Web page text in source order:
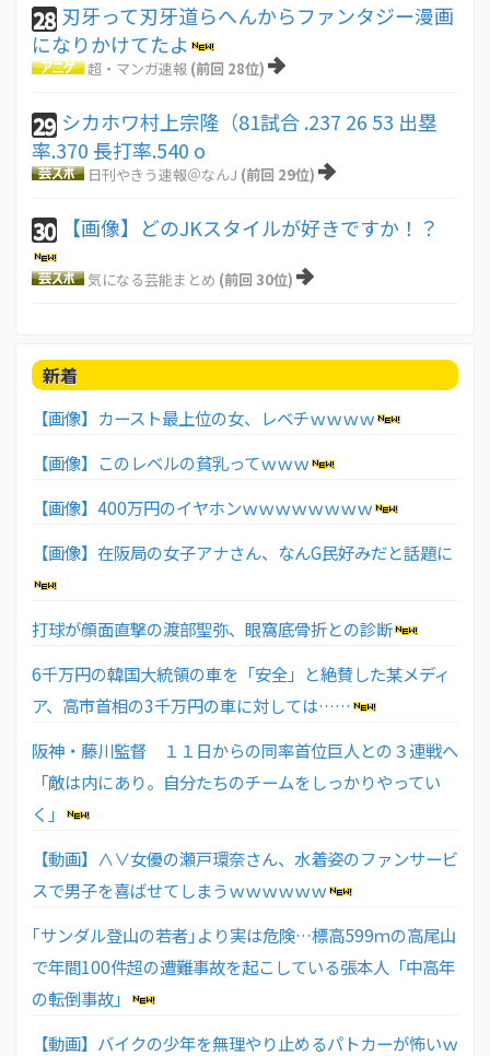
28 刃牙って刃牙道らへんからファンタジー漫画
になりかけてたよ
超・マンガ速報 (前回 28位)
29 シカホワ村上宗隆（81試合 .237 26 53 出塁
率.370 長打率.540 o
日刊やきう速報＠なんJ (前回 29位)
30 【画像】どのJKスタイルが好きですか！？
気になる芸能まとめ (前回 30位)
新着
【画像】カースト最上位の女、レベチｗｗｗｗ
【画像】このレベルの貧乳ってｗｗｗ
【画像】400万円のイヤホンｗｗｗｗｗｗｗｗ
【画像】在阪局の女子アナさん、なんG民好みだと話題に
打球が顔面直撃の渡部聖弥、眼窩底骨折との診断
6千万円の韓国大統領の車を「安全」と絶賛した某メディ
ア、高市首相の3千万円の車に対しては……
阪神・藤川監督 １１日からの同率首位巨人との３連戦へ
「敵は内にあり。自分たちのチームをしっかりやってい
く」
【動画】∧∨女優の瀬戸環奈さん、水着姿のファンサービ
スで男子を喜ばせてしまうｗｗｗｗｗｗ
｢サンダル登山の若者｣より実は危険…標高599ｍの高尾山
で年間100件超の遭難事故を起こしている張本人「中高年
の転倒事故」
【動画】バイクの少年を無理やり止めるパトカーが怖いｗ